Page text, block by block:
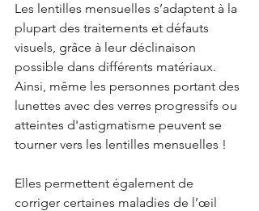
Les lentilles mensuelles s’adaptent à la
plupart des traitements et défauts
visuels, grâce à leur déclinaison
possible dans différents matériaux.
Ainsi, même les personnes portant des
lunettes avec des verres progressifs ou
atteintes d'astigmatisme peuvent se
tourner vers les lentilles mensuelles !
Elles permettent également de
corriger certaines maladies de l’œil